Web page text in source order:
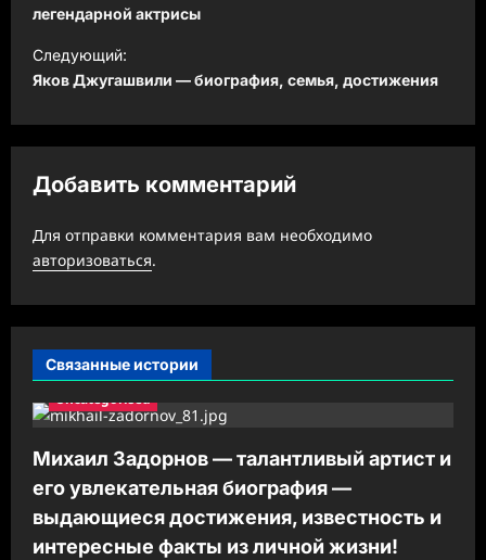
в
и
г
а
ц
и
з
п
и
с
и
легендарной актрисы
Следующий:
Яков Джугашвили — биография, семья, достижения
Добавить комментарий
Для отправки комментария вам необходимо
авторизоваться.
Связанные истории
Uncategorised
Михаил Задорнов — талантливый артист и
его увлекательная биография —
выдающиеся достижения, известность и
интересные факты из личной жизни!